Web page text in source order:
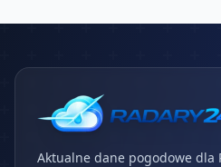
Aktualne dane pogodowe dla